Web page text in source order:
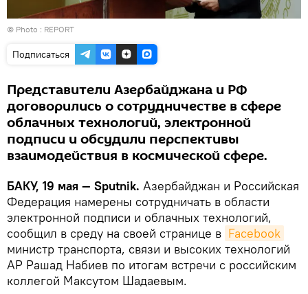
© Photo : REPORT
Подписаться
Представители Азербайджана и РФ
договорились о сотрудничестве в сфере
облачных технологий, электронной
подписи и обсудили перспективы
взаимодействия в космической сфере.
БАКУ, 19 мая — Sputnik. Азербайджан и Российская
Федерация намерены сотрудничать в области
электронной подписи и облачных технологий,
сообщил в среду на своей странице в Facebook
министр транспорта, связи и высоких технологий
АР Рашад Набиев по итогам встречи с российским
коллегой Максутом Шадаевым.